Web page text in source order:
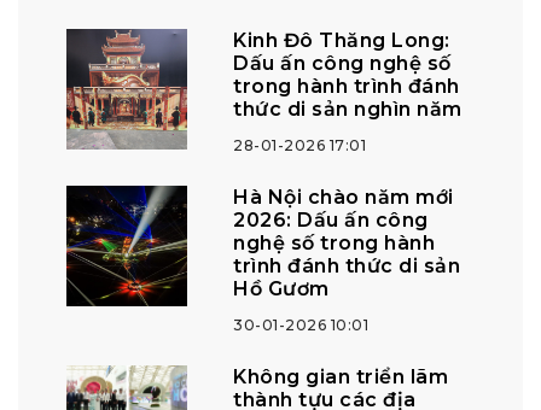
Kinh Đô Thăng Long:
Dấu ấn công nghệ số
trong hành trình đánh
thức di sản nghìn năm
28-01-2026 17:01
Hà Nội chào năm mới
2026: Dấu ấn công
nghệ số trong hành
trình đánh thức di sản
Hồ Gươm
30-01-2026 10:01
Không gian triển lãm
thành tựu các địa